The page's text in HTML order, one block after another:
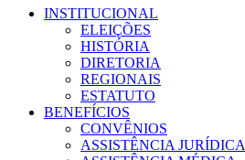
INSTITUCIONAL
ELEIÇÕES
HISTÓRIA
DIRETORIA
REGIONAIS
ESTATUTO
BENEFÍCIOS
CONVÊNIOS
ASSISTÊNCIA JURÍDICA